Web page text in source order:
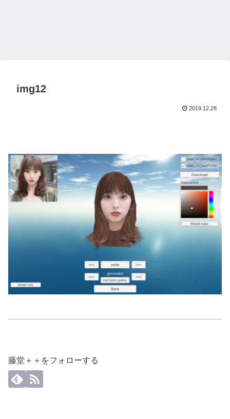
img12
2019.12.28
藤堂＋＋をフォローする